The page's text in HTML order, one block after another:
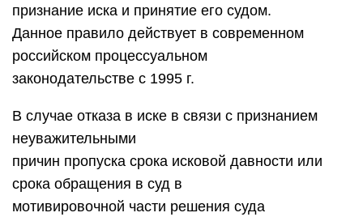
признание иска и принятие его судом.
Данное правило действует в современном
российском процессуальном
законодательстве с 1995 г.
В случае отказа в иске в связи с признанием
неуважительными
причин пропуска срока исковой давности или
срока обращения в суд в
мотивировочной части решения суда